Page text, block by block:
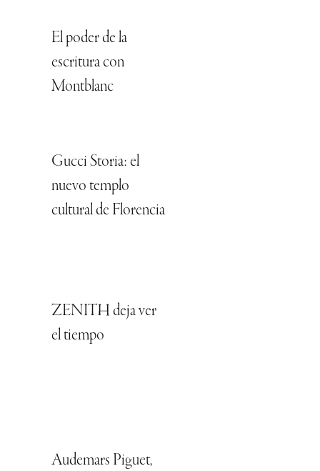
El poder de la
escritura con
Montblanc
Gucci Storia: el
nuevo templo
cultural de Florencia
ZENITH deja ver
el tiempo
Audemars Piguet,